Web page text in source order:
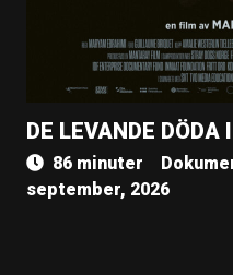
DE LEVANDE DÖDA
86 minuter
september, 2026